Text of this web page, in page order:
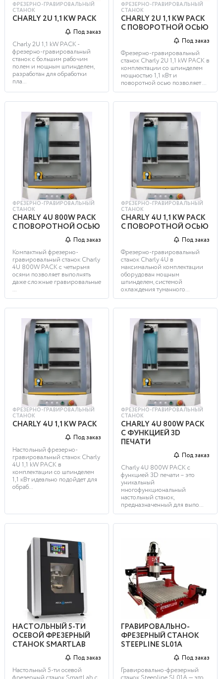
ФРЕЗЕРНО-ГРАВИРОВАЛЬНЫЙ
СТАНОК
CHARLY 2U 1,1 KW PACK
Под заказ
Charly 2U 1,1 kW PACK -
фрезерно-гравировальный
станок с большим рабочим
полем и мощным шпинделем,
разработан для обработки
пла...
ФРЕЗЕРНО-ГРАВИРОВАЛЬНЫЙ
СТАНОК
CHARLY 2U 1,1 KW PACK
С ПОВОРОТНОЙ ОСЬЮ
Под заказ
Фрезерно-гравировальный
станок Charly 2U 1,1 kW PACK в
комплектации со шпинделем
мощностью 1,1 кВт и
поворотной осью позволяет ...
ФРЕЗЕРНО-ГРАВИРОВАЛЬНЫЙ
СТАНОК
CHARLY 4U 800W PACK
С ПОВОРОТНОЙ ОСЬЮ
Под заказ
Компактный фрезерно-
гравировальный станок Charly
4U 800W PACK с четырьмя
осями позволяет выполнять
даже сложные гравировальные
...
ФРЕЗЕРНО-ГРАВИРОВАЛЬНЫЙ
СТАНОК
CHARLY 4U 1,1 KW PACK
С ПОВОРОТНОЙ ОСЬЮ
Под заказ
Фрезерно-гравировальный
станок Charly 4U в
максимальной комплектации
оборудован мощным
шпинделем, системой
охлаждения туманного...
ФРЕЗЕРНО-ГРАВИРОВАЛЬНЫЙ
СТАНОК
CHARLY 4U 1,1 KW PACK
Под заказ
Настольный фрезерно-
гравировальный станок Charly
4U 1,1 kW PACK в
комплектации со шпинделем
1,1 кВт идеально подойдет для
обраб...
ФРЕЗЕРНО-ГРАВИРОВАЛЬНЫЙ
СТАНОК
CHARLY 4U 800W PACK
C ФУНКЦИЕЙ 3D
ПЕЧАТИ
Под заказ
Charly 4U 800W PACK c
функцией 3D печати – это
уникальный
многофункциональный
настольный станок,
предназначенный для выпо...
НАСТОЛЬНЫЙ 5-ТИ
ОСЕВОЙ ФРЕЗЕРНЫЙ
СТАНОК SMARTLAB
Под заказ
Настольный 5-ти осевой
ГРАВИРОВАЛЬНО-
ФРЕЗЕРНЫЙ СТАНОК
STEEPLINE SL01А
Под заказ
Гравировально-фрезерный